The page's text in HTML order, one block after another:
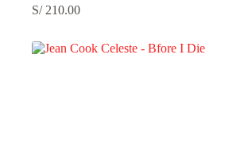
S/210.00